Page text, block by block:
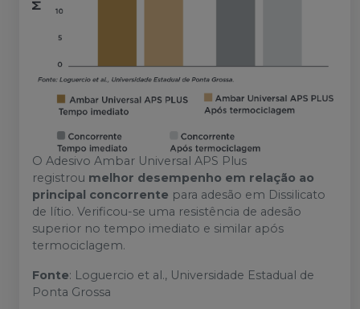
O Adesivo Ambar Universal APS Plus
registrou melhor desempenho em relação ao
principal concorrente para adesão em Dissilicato
de lítio. Verificou-se uma resistência de adesão
superior no tempo imediato e similar após
termociclagem.
Fonte: Loguercio et al., Universidade Estadual de
Ponta Grossa